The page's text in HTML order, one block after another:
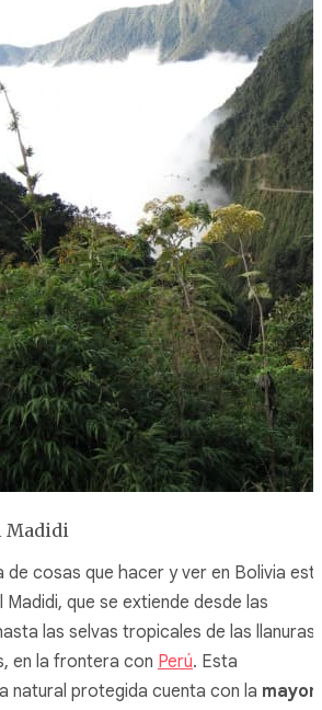
Madidi
de cosas que hacer y ver en Bolivia
Madidi, que se extiende desde las
las selvas tropicales de las llanuras
en la frontera con Perú. Esta
natural protegida cuenta con la mayor